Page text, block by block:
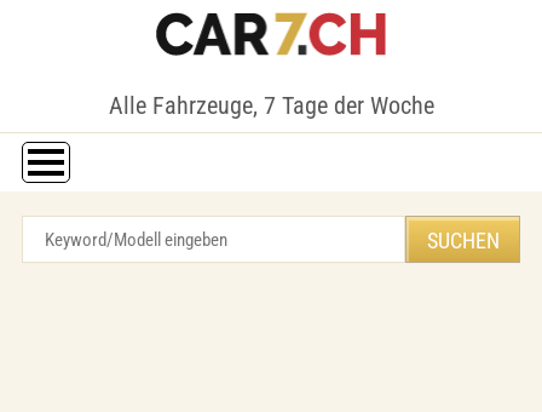
Alle Fahrzeuge, 7 Tage der Woche